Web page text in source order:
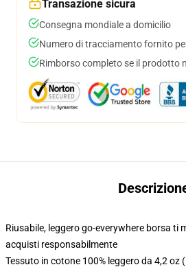
Transazione sicura
Consegna mondiale a domicilio
Numero di tracciamento fornito
Rimborso completo se il prodotto
Riusabile, leggero go-everywhere borsa ti
acquisti responsabilmente
Tessuto in cotone 100% leggero da 4,2 oz